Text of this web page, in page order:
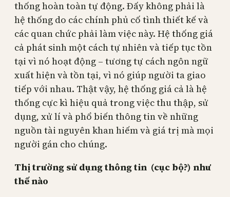
thống hoàn toàn tự động. Đấy không phải là
hệ thống do các chính phủ cố tình thiết kế và
các quan chức phải làm việc này. Hệ thống giá
cả phát sinh một cách tự nhiên và tiếp tục tồn
tại vì nó hoạt động – tương tự cách ngôn ngữ
xuất hiện và tồn tại, vì nó giúp người ta giao
tiếp với nhau. Thật vậy, hệ thống giá cả là hệ
thống cực kì hiệu quả trong việc thu thập, sử
dụng, xử lí và phổ biến thông tin về những
nguồn tài nguyên khan hiếm và giá trị mà mọi
người gán cho chúng.
Thị trường sử dụng thông tin (cục bộ?) như
thế nào